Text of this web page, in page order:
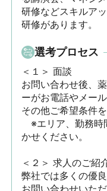
研修などスキルア
研修があります。
選考プロセス
＜１＞ 面談
お問い合わせ後、
ーがお電話やメー
その他ご希望条件
※エリア、勤務時
かせください。
＜２＞ 求人のご紹
弊社では多くの優
お問い合わせいた